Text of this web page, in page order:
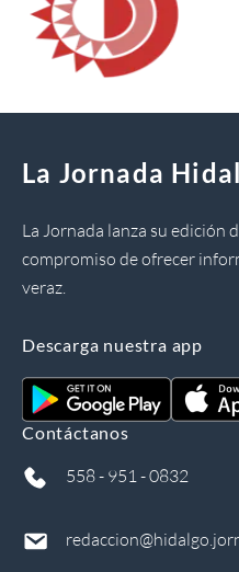
La Jornada
La Jornada lanza su edición
compromiso de ofrecer
veraz.
Descarga nuestra app
Contáctanos
558 - 951 - 0832